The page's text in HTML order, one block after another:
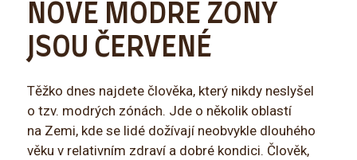
NOVÉ MODRÉ ZÓNY
JSOU ČERVENÉ
Těžko dnes najdete člověka, který nikdy neslyšel
o tzv. modrých zónách. Jde o několik oblastí
na Zemi, kde se lidé dožívají neobvykle dlouhého
věku v relativním zdraví a dobré kondici. Člověk,